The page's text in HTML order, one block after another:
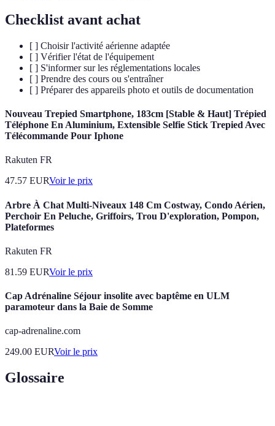
Checklist avant achat
[ ] Choisir l'activité aérienne adaptée
[ ] Vérifier l'état de l'équipement
[ ] S'informer sur les réglementations locales
[ ] Prendre des cours ou s'entraîner
[ ] Préparer des appareils photo et outils de documentation
Nouveau Trepied Smartphone, 183cm [Stable & Haut] Trépied
Téléphone En Aluminium, Extensible Selfie Stick Trepied Avec
Télécommande Pour Iphone
Rakuten FR
47.57 EURVoir le prix
Arbre À Chat Multi-Niveaux 148 Cm Costway, Condo Aérien,
Perchoir En Peluche, Griffoirs, Trou D'exploration, Pompon,
Plateformes
Rakuten FR
81.59 EURVoir le prix
Cap Adrénaline Séjour insolite avec baptême en ULM
paramoteur dans la Baie de Somme
cap-adrenaline.com
249.00 EURVoir le prix
Glossaire